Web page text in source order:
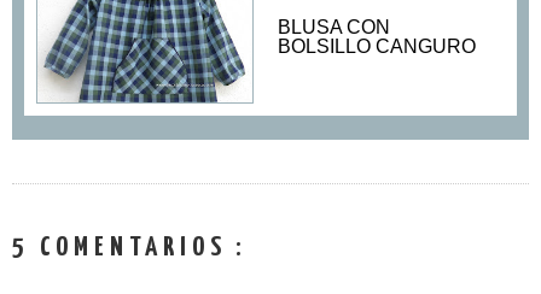
BLUSA CON
BOLSILLO CANGURO
5 COMENTARIOS :